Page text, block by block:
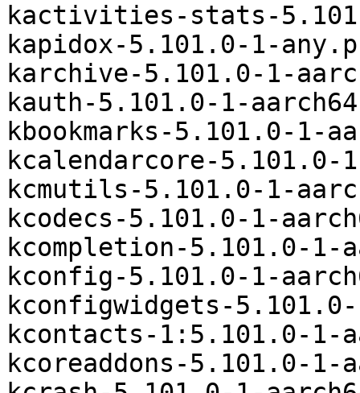
kactivities-stats-
kapidox-5.101.0-1-
karchive-5.101.0-1-
kauth-5.101.0-1-
kbookmarks-5.101.0-1-
kcalendarcore-
kcmutils-5.101.0-1-
kcodecs-5.101.0-1-
kcompletion-5.101.0-1-
kconfig-5.101.0-1-
kconfigwidgets-
kcontacts-1:5.101.0-1-
kcoreaddons-5.101.0-